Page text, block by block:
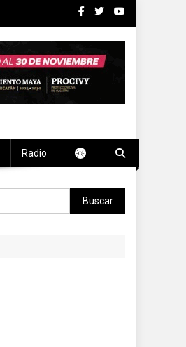
Radio
Buscar: